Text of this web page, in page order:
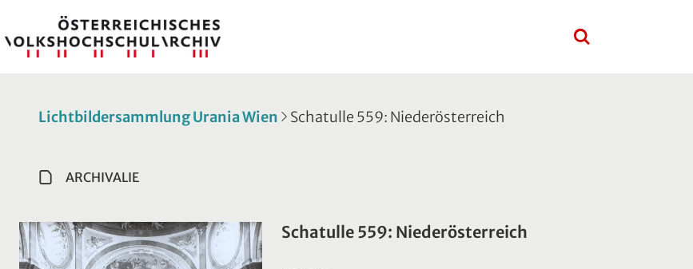
Lichtbildersammlung Urania Wien Schatulle 559: Niederösterreich
ARCHIVALIE
Schatulle 559: Niederösterreich